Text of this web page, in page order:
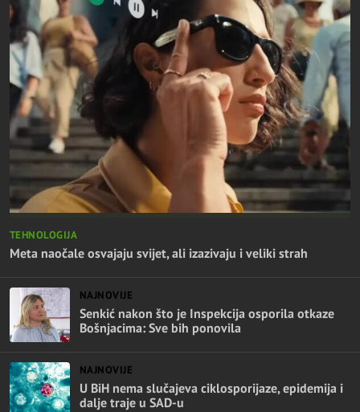
TEHNOLOGIJA
Meta naočale osvajaju svijet, ali izazivaju i veliki strah
NAJNOVIJE
Senkić nakon što je Inspekcija osporila otkaze
Bošnjacima: Sve bih ponovila
NAJNOVIJE
U BiH nema slučajeva ciklosporijaze, epidemija i
dalje traje u SAD-u